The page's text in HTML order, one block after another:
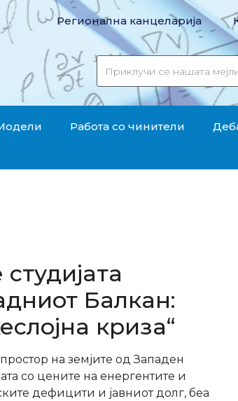
Регионална канцеларија
Работа со чинители
Балкан:
криза“
на земјите од Западен
со цените на енергентите и
дефицити и јавниот долг, беа